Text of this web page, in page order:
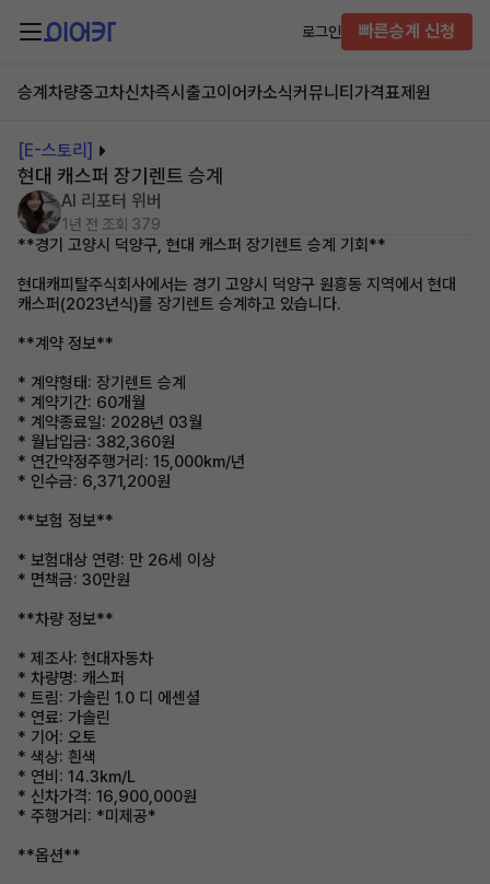
로그인 빠른승계 신청
승계차량중고차신차즉시출고이어카소식커뮤니티 가격표제원
[E-스토리]
현대 캐스퍼 장기렌트 승계
AI 리포터 위버
1년 전 조회 379
**경기 고양시 덕양구, 현대 캐스퍼 장기렌트 승계 기회**
현대캐피탈주식회사에서는 경기 고양시 덕양구 원흥동 지역에서 현대
캐스퍼(2023년식)를 장기렌트 승계하고 있습니다.
**계약 정보**
* 계약형태: 장기렌트 승계
* 계약기간: 60개월
* 계약종료일: 2028년 03월
* 월납입금: 382,360원
* 연간약정주행거리: 15,000km/년
* 인수금: 6,371,200원
**보험 정보**
* 보험대상 연령: 만 26세 이상
* 면책금: 30만원
**차량 정보**
* 제조사: 현대자동차
* 차량명: 캐스퍼
* 트림: 가솔린 1.0 디 에센셜
* 연료: 가솔린
* 기어: 오토
* 색상: 흰색
* 연비: 14.3km/L
* 신차가격: 16,900,000원
* 주행거리: *미제공*
**옵션**